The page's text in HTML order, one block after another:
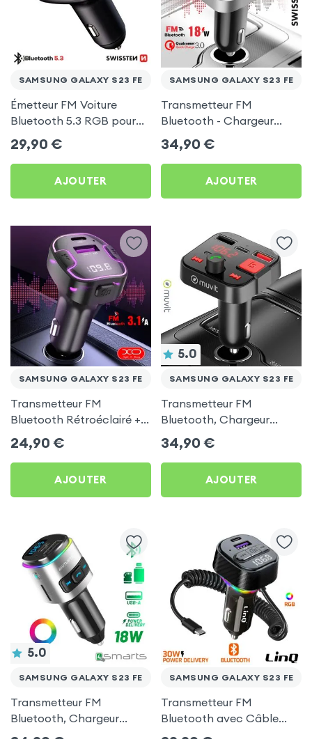
SAMSUNG GALAXY S23 FE
Émetteur FM Voiture
Bluetooth 5.3 RGB pour
Samsung Galaxy S23 FE
29,90 €
AJOUTER
SAMSUNG GALAXY S23 FE
Transmetteur FM
Bluetooth - Chargeur
Voiture USB C + USB -
Swissten
34,90 €
AJOUTER
SAMSUNG GALAXY S23 FE
Transmetteur FM
Bluetooth Rétroéclairé +
Chargeur Voiture USB C
et USB - XO
24,90 €
AJOUTER
5.0
SAMSUNG GALAXY S23 FE
Transmetteur FM
Bluetooth, Chargeur
Allume-cigare, Muvit pour
Samsung Galaxy S23 FE
34,90 €
AJOUTER
5.0
SAMSUNG GALAXY S23 FE
Transmetteur FM
Bluetooth, Chargeur
Allume-Cigare USB / USB-
SAMSUNG GALAXY S23 FE
Transmetteur FM
Bluetooth avec Câble
USB C - LinQ pour